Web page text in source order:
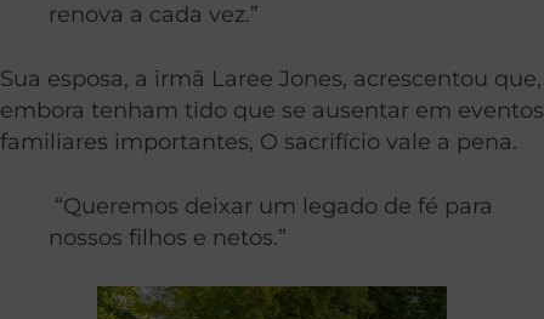
renova a cada vez.”
Sua esposa, a irmã Laree Jones, acrescentou que,
embora tenham tido que se ausentar em eventos
familiares importantes, O sacrifício vale a pena.
“Queremos deixar um legado de fé para
nossos filhos e netos.”